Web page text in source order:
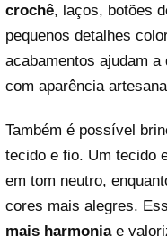
crochê, laços, botões
pequenos detalhes
acabamentos ajudam
com aparência
Também é possível
tecido e fio. Um tecido
em tom neutro,
cores mais alegres.
mais harmoniae